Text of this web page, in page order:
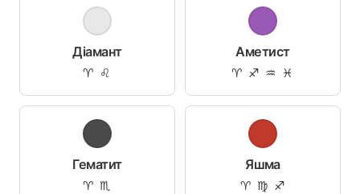
Діамант
♈ ♌
Аметист
♈ ♐ ♒ ♓
Гематит
♈ ♏
Яшма
♈ ♍ ♐